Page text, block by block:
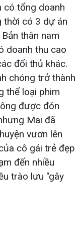
có tổng doanh
thời có 3 dự án
thân nam
doanh thu cao
đối thủ khác.
chóng trở thành
thể loại phim
được đón
Mai đã
vươn lên
cô gái trẻ đẹp
đến nhiều
trào lưu "gây